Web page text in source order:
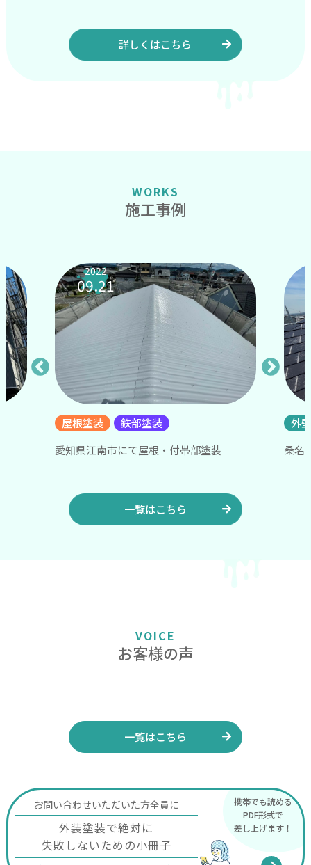
詳しくはこちら
WORKS
施工事例
2022
09.21
屋根塗装
鉄部塗装
愛知県江南市にて屋根・付帯部塗装
外
桑名
一覧はこちら
VOICE
お客様の声
一覧はこちら
お問い合わせいただいた方全員に
外装塗装で絶対に
失敗しないための小冊子
携帯でも読める
PDF形式で
差し上げます！